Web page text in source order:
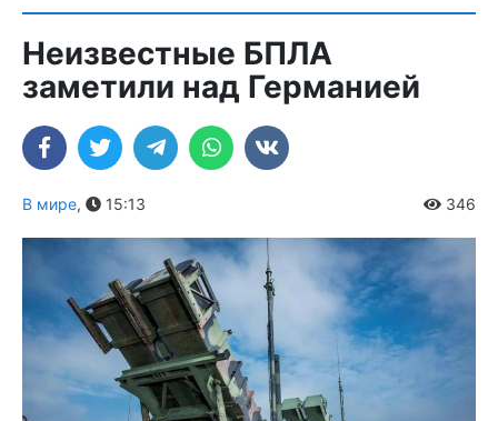
Неизвестные БПЛА
заметили над Германией
В мире, 15:13 346